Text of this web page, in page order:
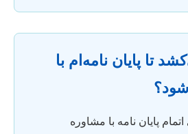
تا پایان نامه‌ام با
پایان نامه با مشاوره